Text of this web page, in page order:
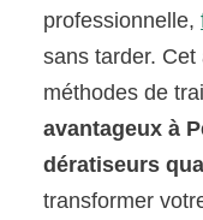
professionnelle,
sans tarder.
méthodes de
avantageux à
dératiseurs
transformer